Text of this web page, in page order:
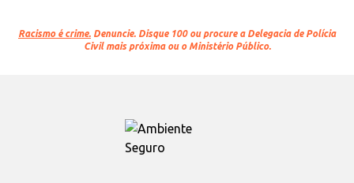
Racismo é crime. Denuncie. Disque 100 ou procure a Delegacia de Polícia
Civil mais próxima ou o Ministério Público.